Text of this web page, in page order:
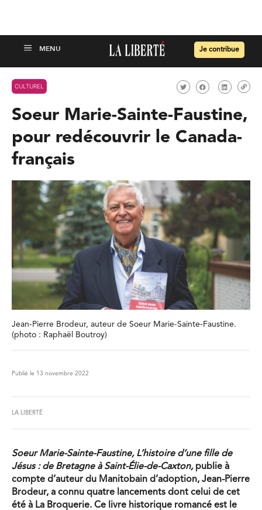
Je contribue
CULTUREL
Soeur Marie-Sainte-Faustine,
pour redécouvrir le Canada-
français
Jean-Pierre Brodeur, auteur de Soeur Marie-Sainte-Faustine.
(photo : Raphaël Boutroy)
Publié le 13 novembre 2022
LA LIBERTÉ
Soeur Marie-Sainte-Faustine, L’histoire d’une fille de
Jésus : de Bretagne à Saint-Élie-de-Caxton, publie à
compte d’auteur du Manitobain d’adoption, Jean-Pierre
Brodeur, a connu quatre lancements dont celui de cet
été à La Broquerie. Ce livre historique romancé est le